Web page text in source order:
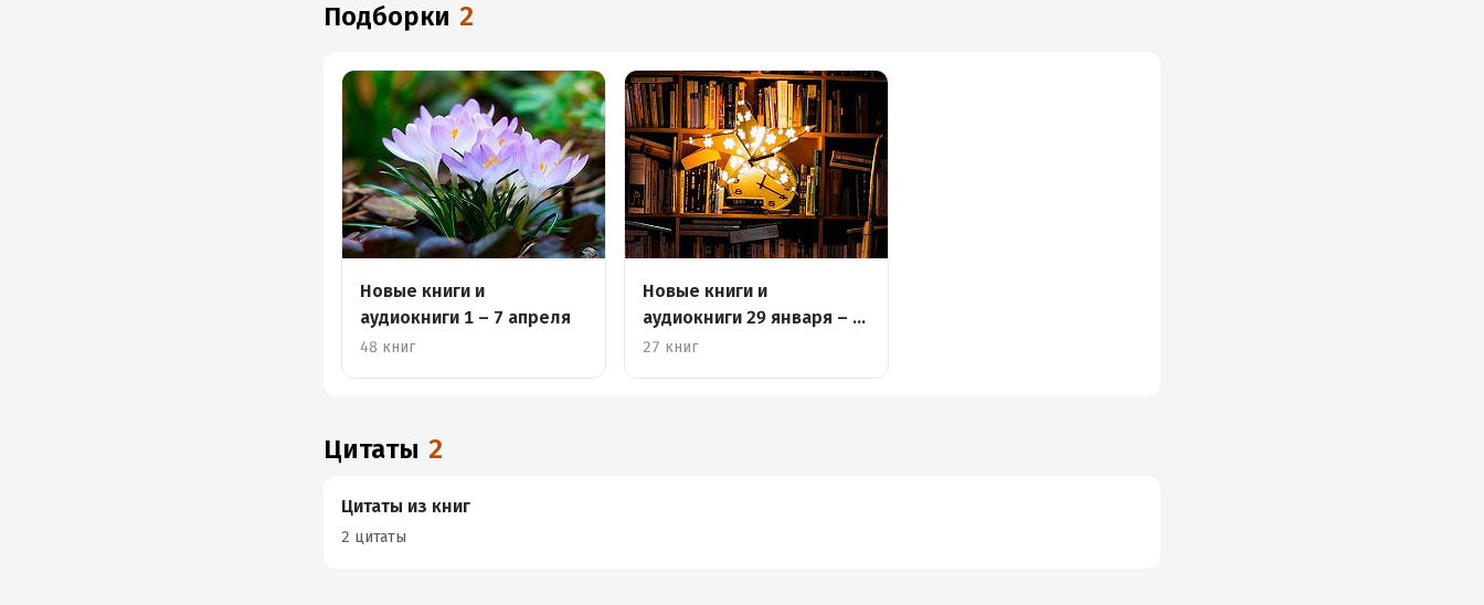
Подборки 2
Новые книги и
аудиокниги 1 – 7 апреля
48 книг
Новые книги и
аудиокниги 29 января – 4
февраля
27 книг
Цитаты 2
Цитаты из книг
2 цитаты